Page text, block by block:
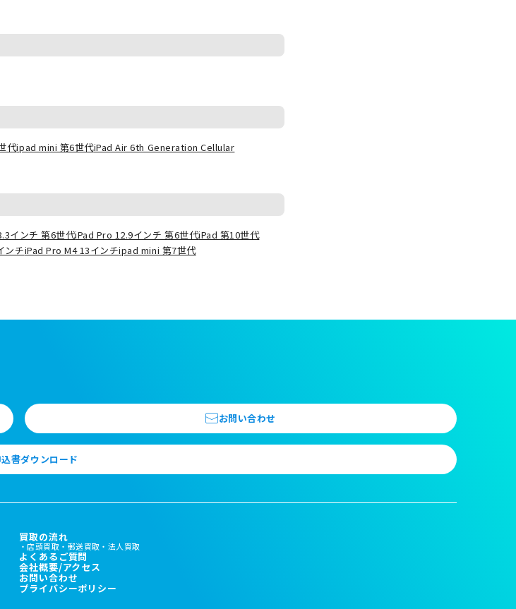
代ipad mini 第6世代iPad Air 6th Generation Cellular
インチ 第6世代iPad Pro 12.9インチ 第6世代iPad 第10世代
ンチiPad Pro M4 13インチipad mini 第7世代
お問い合わせ
書ダウンロード
買取の流れ
店頭買取 郵送買取 法人買取
よくあるご質問
会社概要/アクセス
お問い合わせ
プライバシーポリシー